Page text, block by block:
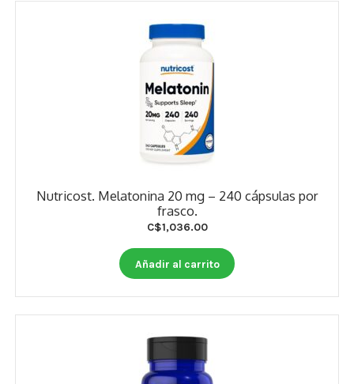
Nutricost. Melatonina 20 mg – 240 cápsulas por
frasco.
C$1,036.00
Añadir al carrito